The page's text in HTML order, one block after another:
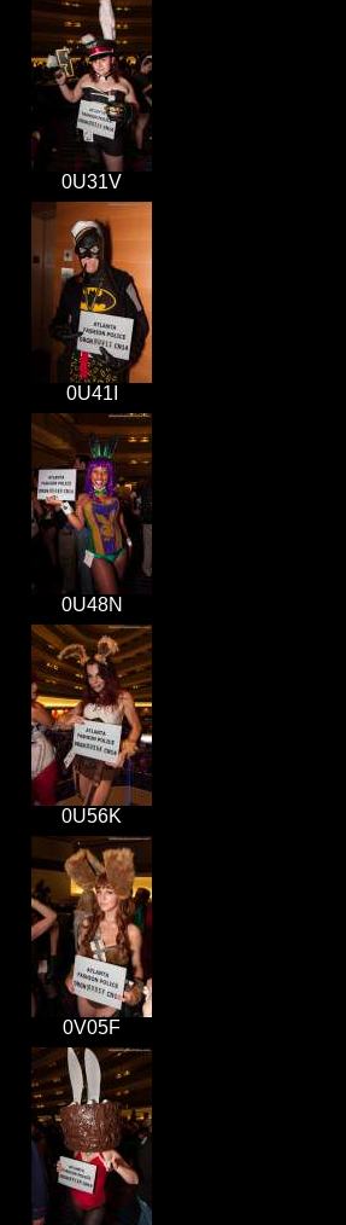
0U31V
0U41I
0U48N
0U56K
0V05F